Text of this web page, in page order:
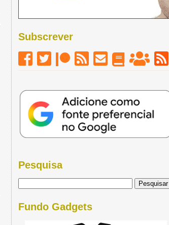
Subscrever
Pesquisa
Fundo Gadgets